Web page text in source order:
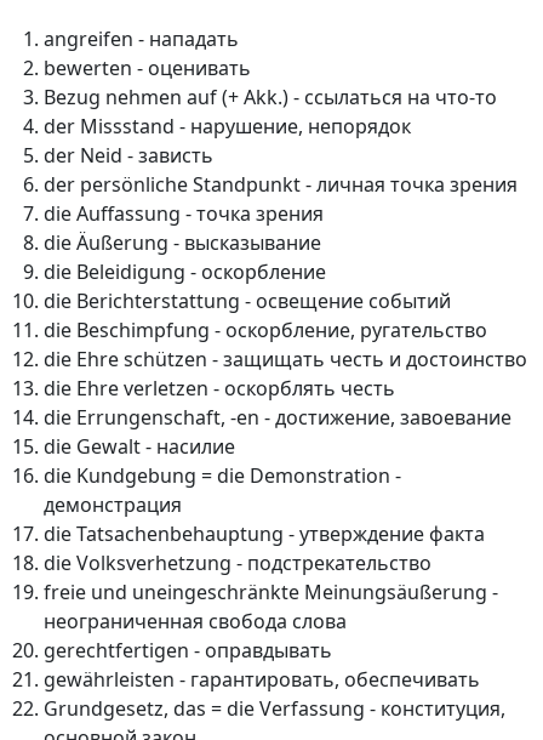
angreifen - нападать
bewerten - оценивать
Bezug nehmen auf (+ Akk.) - ссылаться на что-то
der Missstand - нарушение, непорядок
der Neid - зависть
der persönliche Standpunkt - личная точка зрения
die Auffassung - точка зрения
die Äußerung - высказывание
die Beleidigung - оскорбление
die Berichterstattung - освещение событий
die Beschimpfung - оскорбление, ругательство
die Ehre schützen - защищать честь и достоинство
die Ehre verletzen - оскорблять честь
die Errungenschaft, -en - достижение, завоевание
die Gewalt - насилие
die Kundgebung = die Demonstration -
демонстрация
die Tatsachenbehauptung - утверждение факта
die Volksverhetzung - подстрекательство
freie und uneingeschränkte Meinungsäußerung -
неограниченная свобода слова
gerechtfertigen - оправдывать
gewährleisten - гарантировать, обеспечивать
Grundgesetz, das = die Verfassung - конституция,